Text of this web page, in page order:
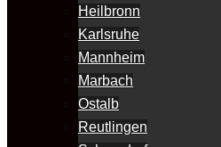
Heilbronn
Karlsruhe
Mannheim
Marbach
Ostalb
Reutlingen